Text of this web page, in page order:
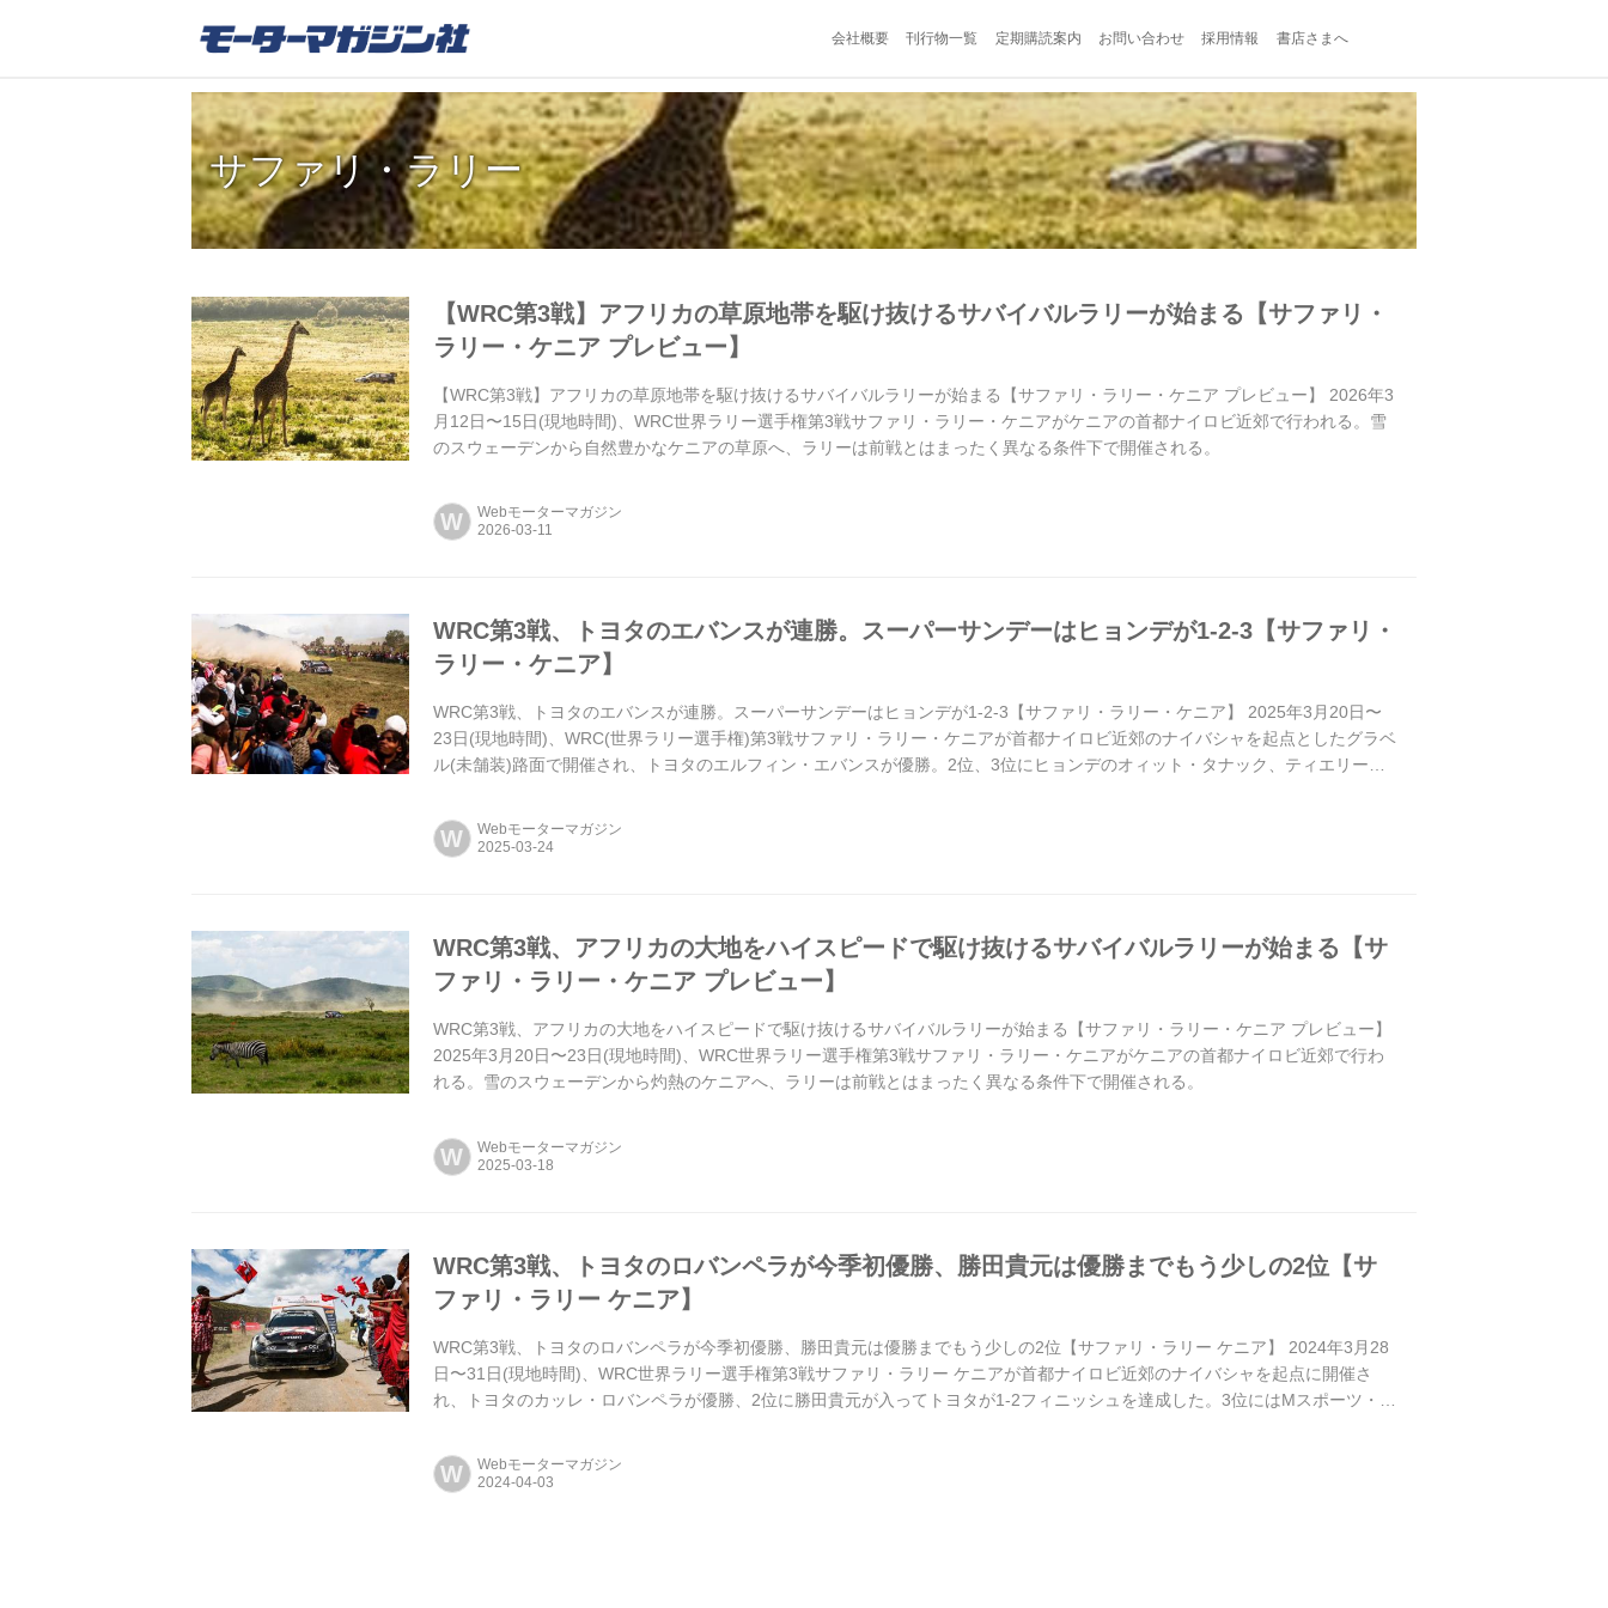
会社概要 刊行物一覧 定期購読案内 お問い合わせ 採用情報 書店さまへ
サファリ・ラリー
【WRC第3戦】アフリカの草原地帯を駆け抜けるサバイバルラリーが始まる【サファリ・
ラリー・ケニア プレビュー】
【WRC第3戦】アフリカの草原地帯を駆け抜けるサバイバルラリーが始まる【サファリ・ラリー・ケニア プレビュー】 2026年3
月12日〜15日(現地時間)、WRC世界ラリー選手権第3戦サファリ・ラリー・ケニアがケニアの首都ナイロビ近郊で行われる。雪
のスウェーデンから自然豊かなケニアの草原へ、ラリーは前戦とはまったく異なる条件下で開催される。
W Webモーターマガジン
WRC第3戦、トヨタのエバンスが連勝。スーパーサンデーはヒョンデが1-2-3【サファリ・
ラリー・ケニア】
WRC第3戦、トヨタのエバンスが連勝。スーパーサンデーはヒョンデが1-2-3【サファリ・ラリー・ケニア】 2025年3月20日〜
23日(現地時間)、WRC(世界ラリー選手権)第3戦サファリ・ラリー・ケニアが首都ナイロビ近郊のナイバシャを起点としたグラベ
ル(未舗装)路面で開催され、トヨタのエルフィン・エバンスが優勝。2位、3位にヒョンデのオィット・タナック、ティエリー・
W Webモーターマガジン
WRC第3戦、アフリカの大地をハイスピードで駆け抜けるサバイバルラリーが始まる【サ
ファリ・ラリー・ケニア プレビュー】
WRC第3戦、アフリカの大地をハイスピードで駆け抜けるサバイバルラリーが始まる【サファリ・ラリー・ケニア プレビュー】
2025年3月20日〜23日(現地時間)、WRC世界ラリー選手権第3戦サファリ・ラリー・ケニアがケニアの首都ナイロビ近郊で行わ
れる。雪のスウェーデンから灼熱のケニアへ、ラリーは前戦とはまったく異なる条件下で開催される。
W Webモーターマガジン
WRC第3戦、トヨタのロバンペラが今季初優勝、勝田貴元は優勝までもう少しの2位【サ
ファリ・ラリー ケニア】
WRC第3戦、トヨタのロバンペラが今季初優勝、勝田貴元は優勝までもう少しの2位【サファリ・ラリー ケニア】 2024年3月28
日〜31日(現地時間)、WRC世界ラリー選手権第3戦サファリ・ラリー ケニアが首都ナイロビ近郊のナイバシャを起点に開催さ
れ、トヨタのカッレ・ロバンペラが優勝、2位に勝田貴元が入ってトヨタが1-2フィニッシュを達成した。3位にはMスポーツ・フ
W Webモーターマガジン